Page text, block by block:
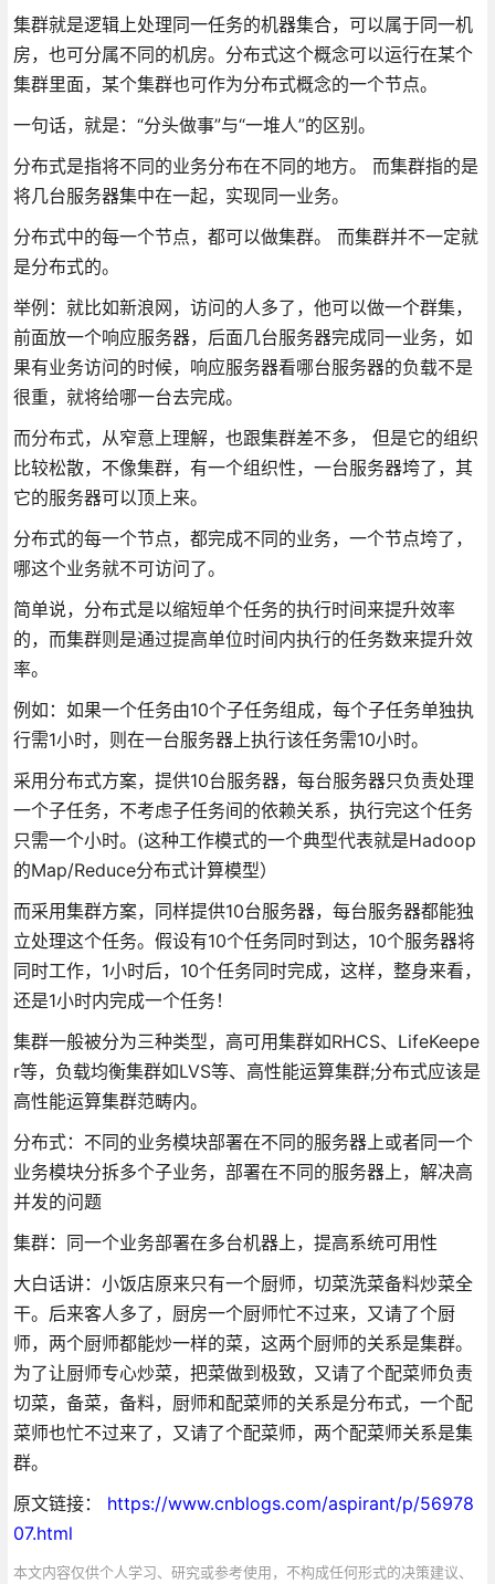
集群就是逻辑上处理同一任务的机器集合，可以属于同一机
房，也可分属不同的机房。分布式这个概念可以运行在某个
集群里面，某个集群也可作为分布式概念的一个节点。
一句话，就是：“分头做事”与“一堆人”的区别。
分布式是指将不同的业务分布在不同的地方。 而集群指的是
将几台服务器集中在一起，实现同一业务。
分布式中的每一个节点，都可以做集群。 而集群并不一定就
是分布式的。
举例：就比如新浪网，访问的人多了，他可以做一个群集，
前面放一个响应服务器，后面几台服务器完成同一业务，如
果有业务访问的时候，响应服务器看哪台服务器的负载不是
很重，就将给哪一台去完成。
而分布式，从窄意上理解，也跟集群差不多， 但是它的组织
比较松散，不像集群，有一个组织性，一台服务器垮了，其
它的服务器可以顶上来。
分布式的每一个节点，都完成不同的业务，一个节点垮了，
哪这个业务就不可访问了。
简单说，分布式是以缩短单个任务的执行时间来提升效率
的，而集群则是通过提高单位时间内执行的任务数来提升效
率。
例如：如果一个任务由10个子任务组成，每个子任务单独执
行需1小时，则在一台服务器上执行该任务需10小时。
采用分布式方案，提供10台服务器，每台服务器只负责处理
一个子任务，不考虑子任务间的依赖关系，执行完这个任务
只需一个小时。(这种工作模式的一个典型代表就是Hadoop
的Map/Reduce分布式计算模型）
而采用集群方案，同样提供10台服务器，每台服务器都能独
立处理这个任务。假设有10个任务同时到达，10个服务器将
同时工作，1小时后，10个任务同时完成，这样，整身来看，
还是1小时内完成一个任务！
集群一般被分为三种类型，高可用集群如RHCS、LifeKeepe
r等，负载均衡集群如LVS等、高性能运算集群;分布式应该是
高性能运算集群范畴内。
分布式：不同的业务模块部署在不同的服务器上或者同一个
业务模块分拆多个子业务，部署在不同的服务器上，解决高
并发的问题
集群：同一个业务部署在多台机器上，提高系统可用性
大白话讲：小饭店原来只有一个厨师，切菜洗菜备料炒菜全
干。后来客人多了，厨房一个厨师忙不过来，又请了个厨
师，两个厨师都能炒一样的菜，这两个厨师的关系是集群。
为了让厨师专心炒菜，把菜做到极致，又请了个配菜师负责
切菜，备菜，备料，厨师和配菜师的关系是分布式，一个配
菜师也忙不过来了，又请了个配菜师，两个配菜师关系是集
群。
原文链接： https://www.cnblogs.com/aspirant/p/56978
07.html
本文内容仅供个人学习、研究或参考使用，不构成任何形式的决策建议、